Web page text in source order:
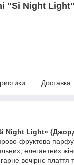
"Si Night
Доставка
Night Light»
фруктова
елегантних
вечірнє плаття